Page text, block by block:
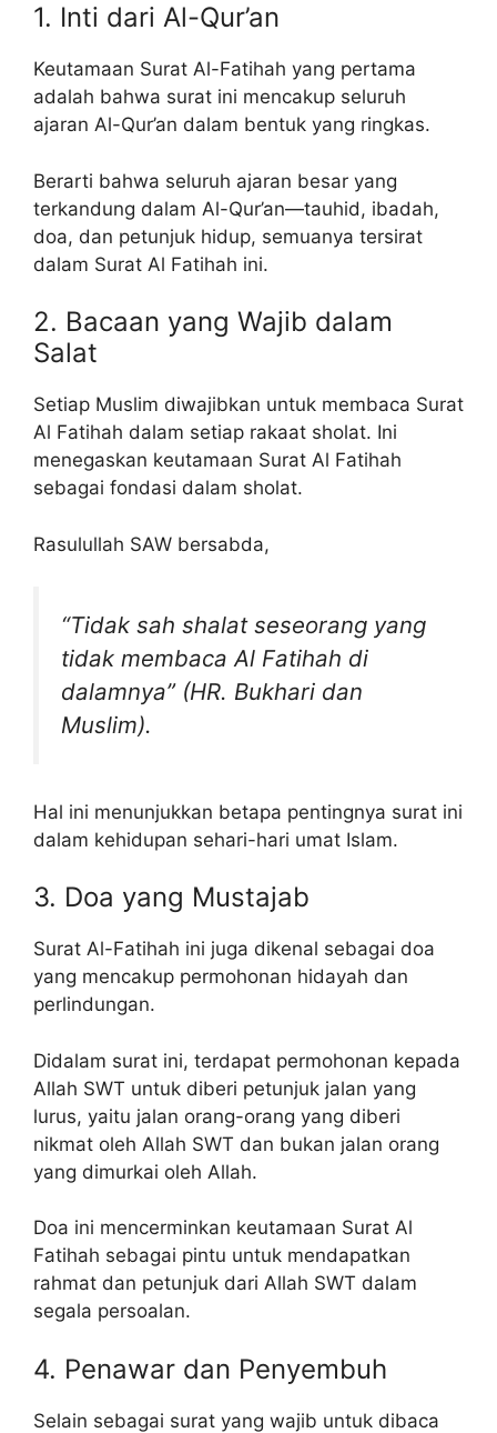
1. Inti dari Al-Qur’an
Keutamaan Surat Al-Fatihah yang pertama
adalah bahwa surat ini mencakup seluruh
ajaran Al-Qur’an dalam bentuk yang ringkas.
Berarti bahwa seluruh ajaran besar yang
terkandung dalam Al-Qur’an—tauhid, ibadah,
doa, dan petunjuk hidup, semuanya tersirat
dalam Surat Al Fatihah ini.
2. Bacaan yang Wajib dalam
Salat
Setiap Muslim diwajibkan untuk membaca Surat
Al Fatihah dalam setiap rakaat sholat. Ini
menegaskan keutamaan Surat Al Fatihah
sebagai fondasi dalam sholat.
Rasulullah SAW bersabda,
“Tidak sah shalat seseorang yang
tidak membaca Al Fatihah di
dalamnya” (HR. Bukhari dan
Muslim).
Hal ini menunjukkan betapa pentingnya surat ini
dalam kehidupan sehari-hari umat Islam.
3. Doa yang Mustajab
Surat Al-Fatihah ini juga dikenal sebagai doa
yang mencakup permohonan hidayah dan
perlindungan.
Didalam surat ini, terdapat permohonan kepada
Allah SWT untuk diberi petunjuk jalan yang
lurus, yaitu jalan orang-orang yang diberi
nikmat oleh Allah SWT dan bukan jalan orang
yang dimurkai oleh Allah.
Doa ini mencerminkan keutamaan Surat Al
Fatihah sebagai pintu untuk mendapatkan
rahmat dan petunjuk dari Allah SWT dalam
segala persoalan.
4. Penawar dan Penyembuh
Selain sebagai surat yang wajib untuk dibaca